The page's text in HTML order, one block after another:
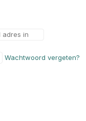
Wachtwoord vergeten?